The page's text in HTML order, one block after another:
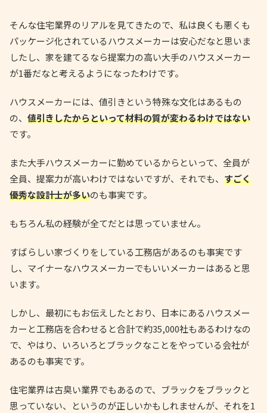
そんな住宅業界のリアルを見てきたので、私は良くも悪くも
パッケージ化されているハウスメーカーは安心だなと思いま
したし、家を建てるなら提案力の高い大手のハウスメーカー
が1番だなと考えるようになったわけです。
ハウスメーカーには、値引きという特殊な文化はあるもの
の、 値引きしたからといって材料の質が変わるわけではない
です。
また大手ハウスメーカーに勤めているからといって、全員が
全員、提案力が高いわけではないですが、それでも、 すごく
優秀な設計士が多いのも事実です。
もちろん私の経験が全てだとは思っていません。
すばらしい家づくりをしている工務店があるのも事実です
し、マイナーなハウスメーカーでもいいメーカーはあると思
います。
しかし、最初にもお伝えしたとおり、日本にあるハウスメー
カーと工務店を合わせると合計で約35,000社もあるわけなの
で、やはり、いろいろとブラックなことをやっている会社が
あるのも事実です。
住宅業界は古臭い業界でもあるので、ブラックをブラックと
思っていない、というのが正しいかもしれませんが、それを1